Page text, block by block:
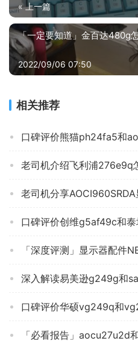
« 上一篇
「一定要知道」金百达480g
2022/09/06 07:50
相关推荐
老司机介绍飞利浦276e9q